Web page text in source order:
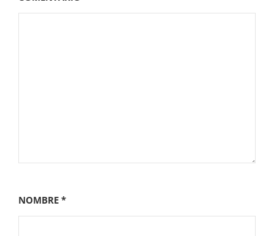
NOMBRE *